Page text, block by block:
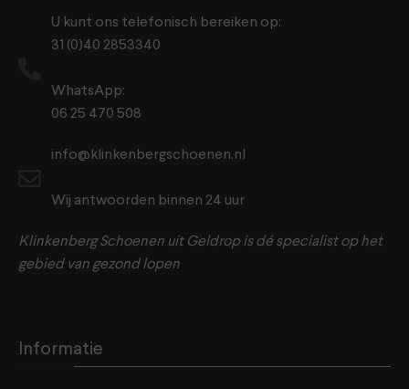
U kunt ons telefonisch bereiken op:
31 (0)40 2853340
WhatsApp:
06 25 470 508
info@klinkenbergschoenen.nl
Wij antwoorden binnen 24 uur
Klinkenberg Schoenen uit Geldrop is dé specialist op het
gebied van gezond lopen
Informatie